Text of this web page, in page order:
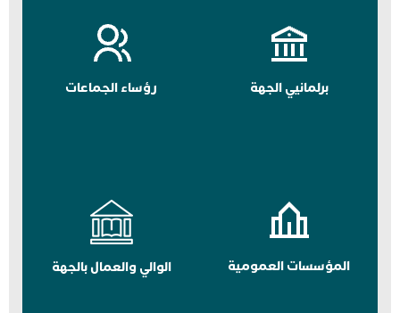
برلمانيي الجهة رؤساء الجماعات
المؤسسات العمومية الوالي والعمال بالجهة